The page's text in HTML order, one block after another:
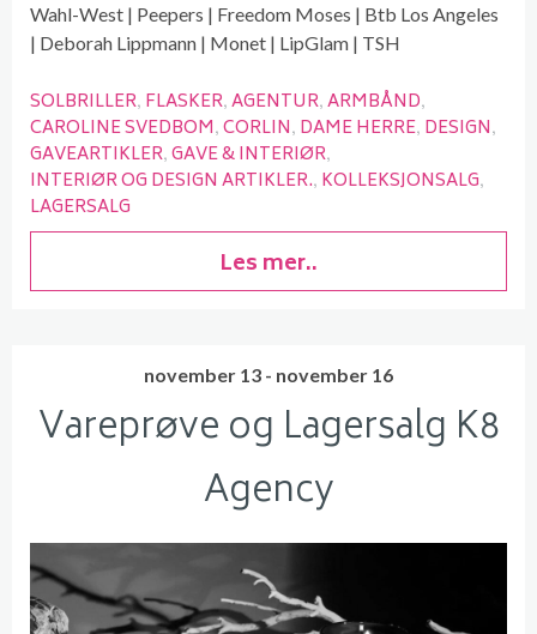
Wahl-West | Peepers | Freedom Moses | Btb Los Angeles
| Deborah Lippmann | Monet | LipGlam | TSH
SOLBRILLER FLASKER AGENTUR ARMBÅND
CAROLINE SVEDBOM CORLIN DAME HERRE DESIGN
GAVEARTIKLER GAVE & INTERIØR
INTERIØR OG DESIGN ARTIKLER. KOLLEKSJONSALG
LAGERSALG
Les mer..
november 13 - november 16
Vareprøve og Lagersalg K8
Agency